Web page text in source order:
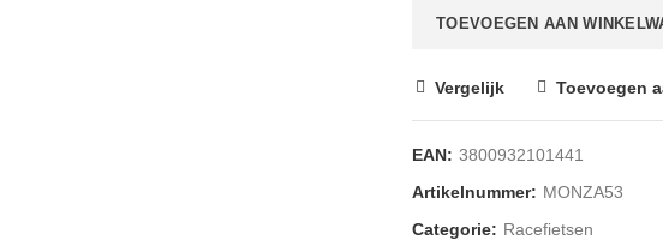
TOEVOEGEN AAN
Vergelijk Toevoegen
EAN: 3800932101441
Artikelnummer: MONZA53
Categorie: Racefietsen